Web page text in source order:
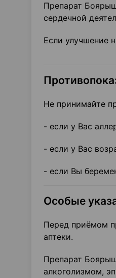
Препарат
сердечной
Если улучшение
Не принимайте
- если у Вас
- если у Вас
- если Вы
Особые
Перед приёмом
аптеки.
Препарат
алкоголизмом,